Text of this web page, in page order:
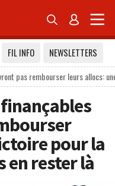
 
FIL INFO
NEWSLETTERS
pas rembourser leurs allocs:
pour la
en rester là